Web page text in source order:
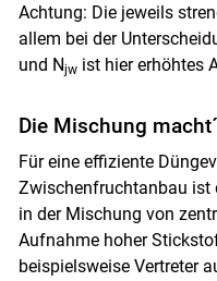
Achtung: Die jeweils
allem bei der
und Njwist hier erhöhtes
Die Mischung
Für eine effiziente
Zwischenfruchtanbau ist
in der Mischung von
Aufnahme hoher
beispielsweise Vertreter